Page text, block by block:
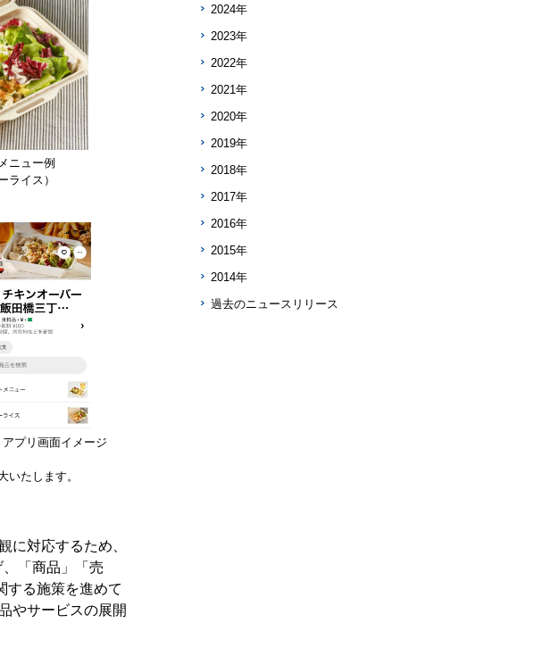
ニュー例
ライス）
プリ画面イメージ
たします。
に対応するため、
「商品」「売
する施策を進めて
やサービスの展開
2024年
2023年
2022年
2021年
2020年
2019年
2018年
2017年
2016年
2015年
2014年
過去のニュースリリース